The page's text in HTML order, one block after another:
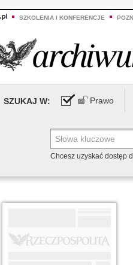
SZKOLENIA I KONFERENCJE
SZUKAJ W: Prawo
Chcesz uzyskać dostęp